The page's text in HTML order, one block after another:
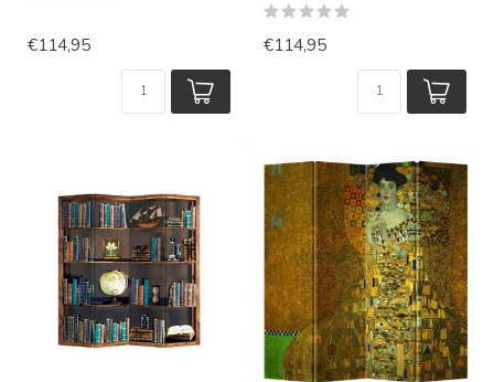
€114,95 €114,95